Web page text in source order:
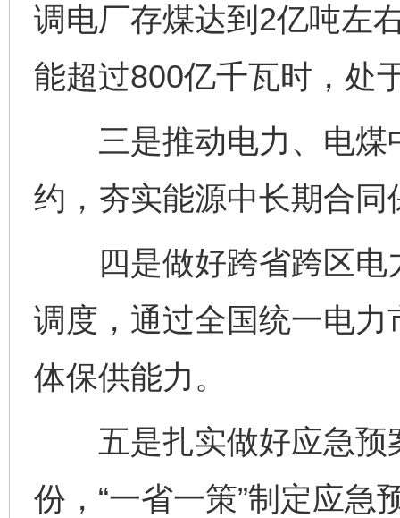
调电厂存煤达到2亿吨左
能超过800亿千瓦时，处
三是推动电力、电煤
约，夯实能源中长期合同
四是做好跨省跨区电
调度，通过全国统一电
体保供能力。
五是扎实做好应急预
份，“一省一策”制定应急